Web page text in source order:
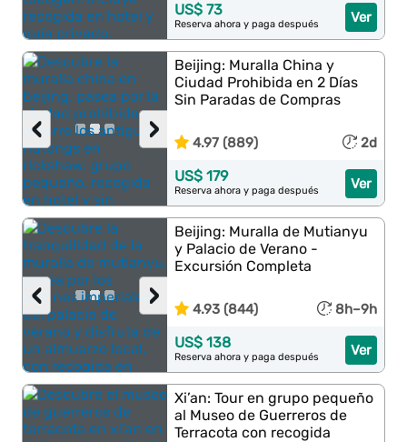
Ver
US$ 73
Reserva ahora y paga después
›
‹
Beijing: Muralla China y
Ciudad Prohibida en 2 Días
Sin Paradas de Compras
4.97 (889) 2d
Ver
US$ 179
Reserva ahora y paga después
›
‹
Beijing: Muralla de Mutianyu
y Palacio de Verano -
Excursión Completa
4.93 (844) 8h–9h
Ver
US$ 138
Reserva ahora y paga después
Xi’an: Tour en grupo pequeño
al Museo de Guerreros de
Terracota con recogida